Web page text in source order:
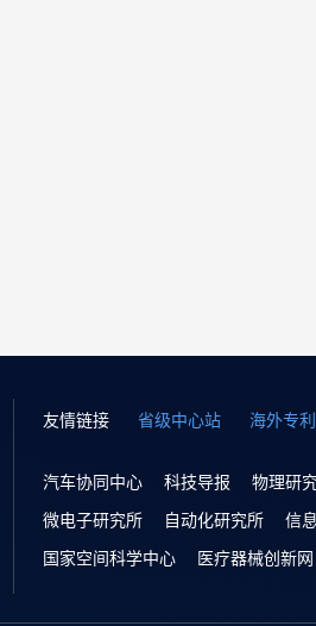
友情链接 省级中心站 海外专
汽车协同中心 科技导报 物理研
微电子研究所
自动化研究所 信
国家空间科学中心
医疗器械创新网